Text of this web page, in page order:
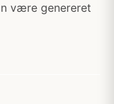
være genereret